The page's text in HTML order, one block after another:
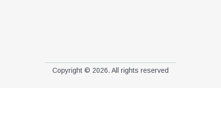
Copyright © 2026. All rights reserved